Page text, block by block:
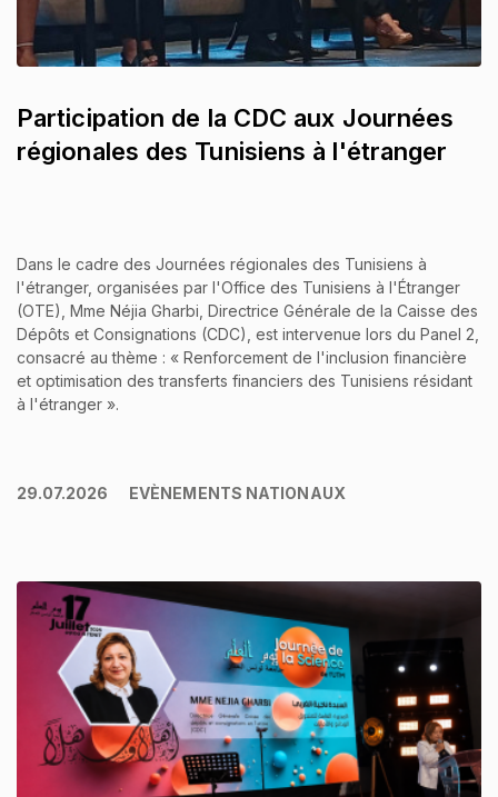
Participation de la CDC aux Journées
régionales des Tunisiens à l'étranger
Dans le cadre des Journées régionales des Tunisiens à
l'étranger, organisées par l'Office des Tunisiens à l'Étranger
(OTE), Mme Néjia Gharbi, Directrice Générale de la Caisse des
Dépôts et Consignations (CDC), est intervenue lors du Panel 2,
consacré au thème : « Renforcement de l'inclusion financière
et optimisation des transferts financiers des Tunisiens résidant
à l'étranger ».
29.07.2026 EVÈNEMENTS NATIONAUX